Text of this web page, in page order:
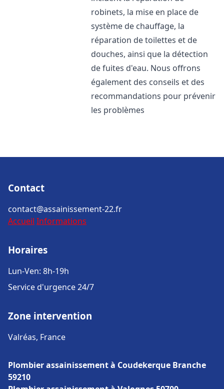
robinets, la mise en place de
système de chauffage, la
réparation de toilettes et de
douches, ainsi que la détection
de fuites d'eau. Nous offrons
également des conseils et des
recommandations pour prévenir
les problèmes
Contact
contact@assainissement-22.fr
Accueil Informations
Horaires
Lun-Ven: 8h-19h
Service d'urgence 24/7
Zone intervention
Valréas, France
Plombier assainissement à Coudekerque Branche
59210